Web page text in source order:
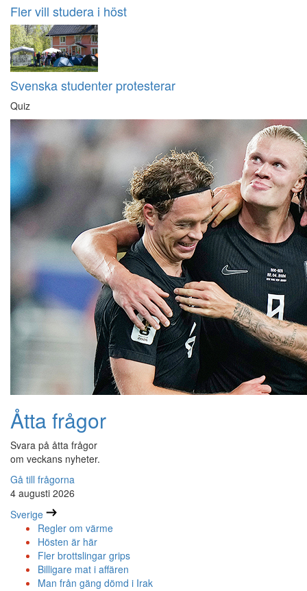
Fler vill studera i höst
Svenska studenter protesterar
Quiz
Åtta frågor
Svara på åtta frågor
om veckans nyheter.
Gå till frågorna
4 augusti 2026
Sverige
Regler om värme
Hösten är här
Fler brottslingar grips
Billigare mat i affären
Man från gäng dömd i Irak